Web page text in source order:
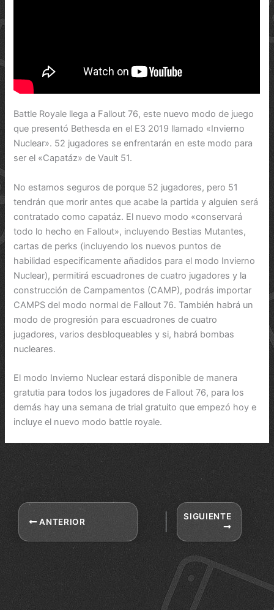
Battle Royale llega a Fallout 76, este nuevo modo de juego
que presentó Bethesda en el E3 2019 llamado «Invierno
Nuclear». 52 jugadores se enfrentarán en este modo para
ser el «Capatáz» de Vault 51.
No estamos seguros de porque 52 jugadores, pero 51
tendrán que morir antes que acabe la partida y alguien será
contratado como capatáz. El nuevo modo «conservará
todo lo hecho en Fallout», incluyendo Bestias Mutantes,
cartas de perks (incluyendo los nuevos puntos de
habilidad especificamente añadidos para el modo Invierno
Nuclear), permitirá escuadrones de cuatro jugadores y la
construcción de Campamentos (CAMP), podrás importar
CAMPS del modo normal de Fallout 76. También habrá un
modo de progresión para escuadrones de cuatro
jugadores, varios desbloqueables y si, habrá bombas
nucleares.
El modo Invierno Nuclear estará disponible de manera
gratutia para todos los jugadores de Fallout 76, para los
demás hay una semana de trial gratuito que empezó hoy e
incluye el nuevo modo battle royale.
ANTERIOR
SIGUIENTE